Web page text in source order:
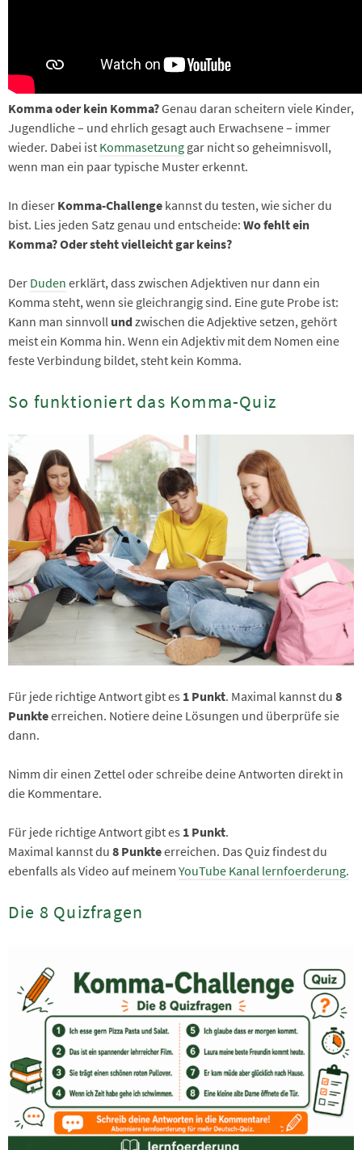
Komma oder kein Komma?Genau daran scheitern viele Kinder,
Jugendliche – und ehrlich gesagt auch Erwachsene – immer
wieder. Dabei ist Kommasetzung gar nicht so geheimnisvoll,
wenn man ein paar typische Muster erkennt.
In dieser Komma-Challenge kannst du testen, wie sicher du
bist. Lies jeden Satz genau und entscheide: Wo fehlt ein
Komma? Oder steht vielleicht gar keins?
Der Duden erklärt, dass zwischen Adjektiven nur dann ein
Komma steht, wenn sie gleichrangig sind. Eine gute Probe ist:
Kann man sinnvoll undzwischen die Adjektive setzen, gehört
meist ein Komma hin. Wenn ein Adjektiv mit dem Nomen eine
feste Verbindung bildet, steht kein Komma.
So funktioniert das Komma-Quiz
Für jede richtige Antwort gibt es 1 Punkt. Maximal kannst du 8
Punkteerreichen. Notiere deine Lösungen und überprüfe sie
dann.
Nimm dir einen Zettel oder schreibe deine Antworten direkt in
die Kommentare.
Für jede richtige Antwort gibt es 1 Punkt.
Maximal kannst du 8 Punkteerreichen. Das Quiz findest du
ebenfalls als Video auf meinem YouTube Kanal lernfoerderung.
Die 8 Quizfragen